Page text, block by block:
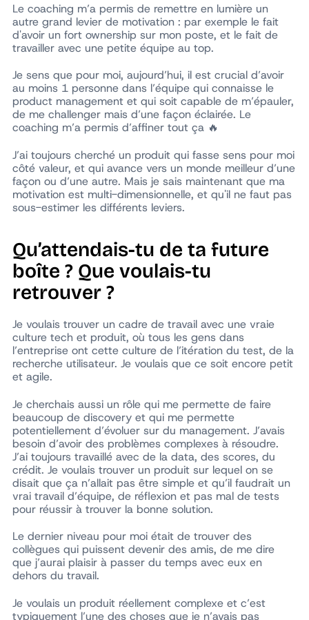
Le coaching m’a permis de remettre en lumière un
autre grand levier de motivation : par exemple le fait
d'avoir un fort ownership sur mon poste, et le fait de
travailler avec une petite équipe au top.
Je sens que pour moi, aujourd’hui, il est crucial d’avoir
au moins 1 personne dans l’équipe qui connaisse le
product management et qui soit capable de m’épauler,
de me challenger mais d’une façon éclairée. Le
coaching m’a permis d’affiner tout ça 🔥
J’ai toujours cherché un produit qui fasse sens pour moi
côté valeur, et qui avance vers un monde meilleur d’une
façon ou d’une autre. Mais je sais maintenant que ma
motivation est multi-dimensionnelle, et qu'il ne faut pas
sous-estimer les différents leviers.
Qu’attendais-tu de ta future
boîte ? Que voulais-tu
retrouver ?
Je voulais trouver un cadre de travail avec une vraie
culture tech et produit, où tous les gens dans
l’entreprise ont cette culture de l’itération du test, de la
recherche utilisateur. Je voulais que ce soit encore petit
et agile.
Je cherchais aussi un rôle qui me permette de faire
beaucoup de discovery et qui me permette
potentiellement d’évoluer sur du management. J’avais
besoin d’avoir des problèmes complexes à résoudre.
J’ai toujours travaillé avec de la data, des scores, du
crédit. Je voulais trouver un produit sur lequel on se
disait que ça n’allait pas être simple et qu’il faudrait un
vrai travail d’équipe, de réflexion et pas mal de tests
pour réussir à trouver la bonne solution.
Le dernier niveau pour moi était de trouver des
collègues qui puissent devenir des amis, de me dire
que j’aurai plaisir à passer du temps avec eux en
dehors du travail.
Je voulais un produit réellement complexe et c’est
typiquement l’une des choses que je n’avais pas